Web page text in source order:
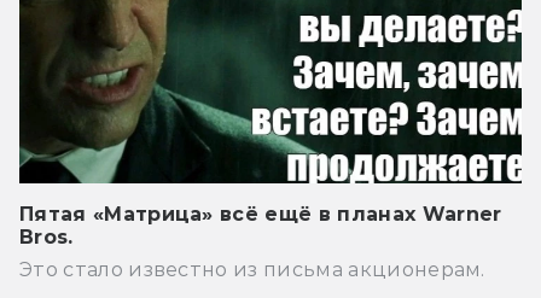
Пятая «Матрица» всё ещё в планах Warner
Bros.
Это стало известно из письма акционерам.